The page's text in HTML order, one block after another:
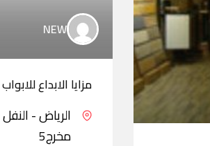
NEW
مزايا الابداع
الرياض -
مخرج5